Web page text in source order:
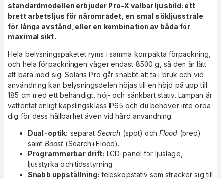
standardmodellen erbjuder Pro-X valbar ljusbild: ett
brett arbetsljus för närområdet, en smal sökljusstråle
för långa avstånd, eller en kombination av båda för
maximal sikt.
Hela belysningspaketet ryms i samma kompakta förpackning,
och hela förpackningen väger endast 8500 g, så den är lätt
att bära med sig. Solaris Pro går snabbt att ta i bruk och vid
användning kan belysningsdelen höjas till en höjd på upp till
185 cm med ett behändigt, höj- och sänkbart stativ. Lampan är
vattentät enligt kapslingsklass IP65 och du behöver inte oroa
dig för dess hållbarhet även vid hård användning.
Dual-optik: separat Search (spot) och Flood (bred)
samt Boost (Search+Flood).
Programmerbar drift: LCD-panel för ljusläge,
ljusstyrka och tidsstyrning
Snabb uppställning: teleskopstativ som sträcker sig till